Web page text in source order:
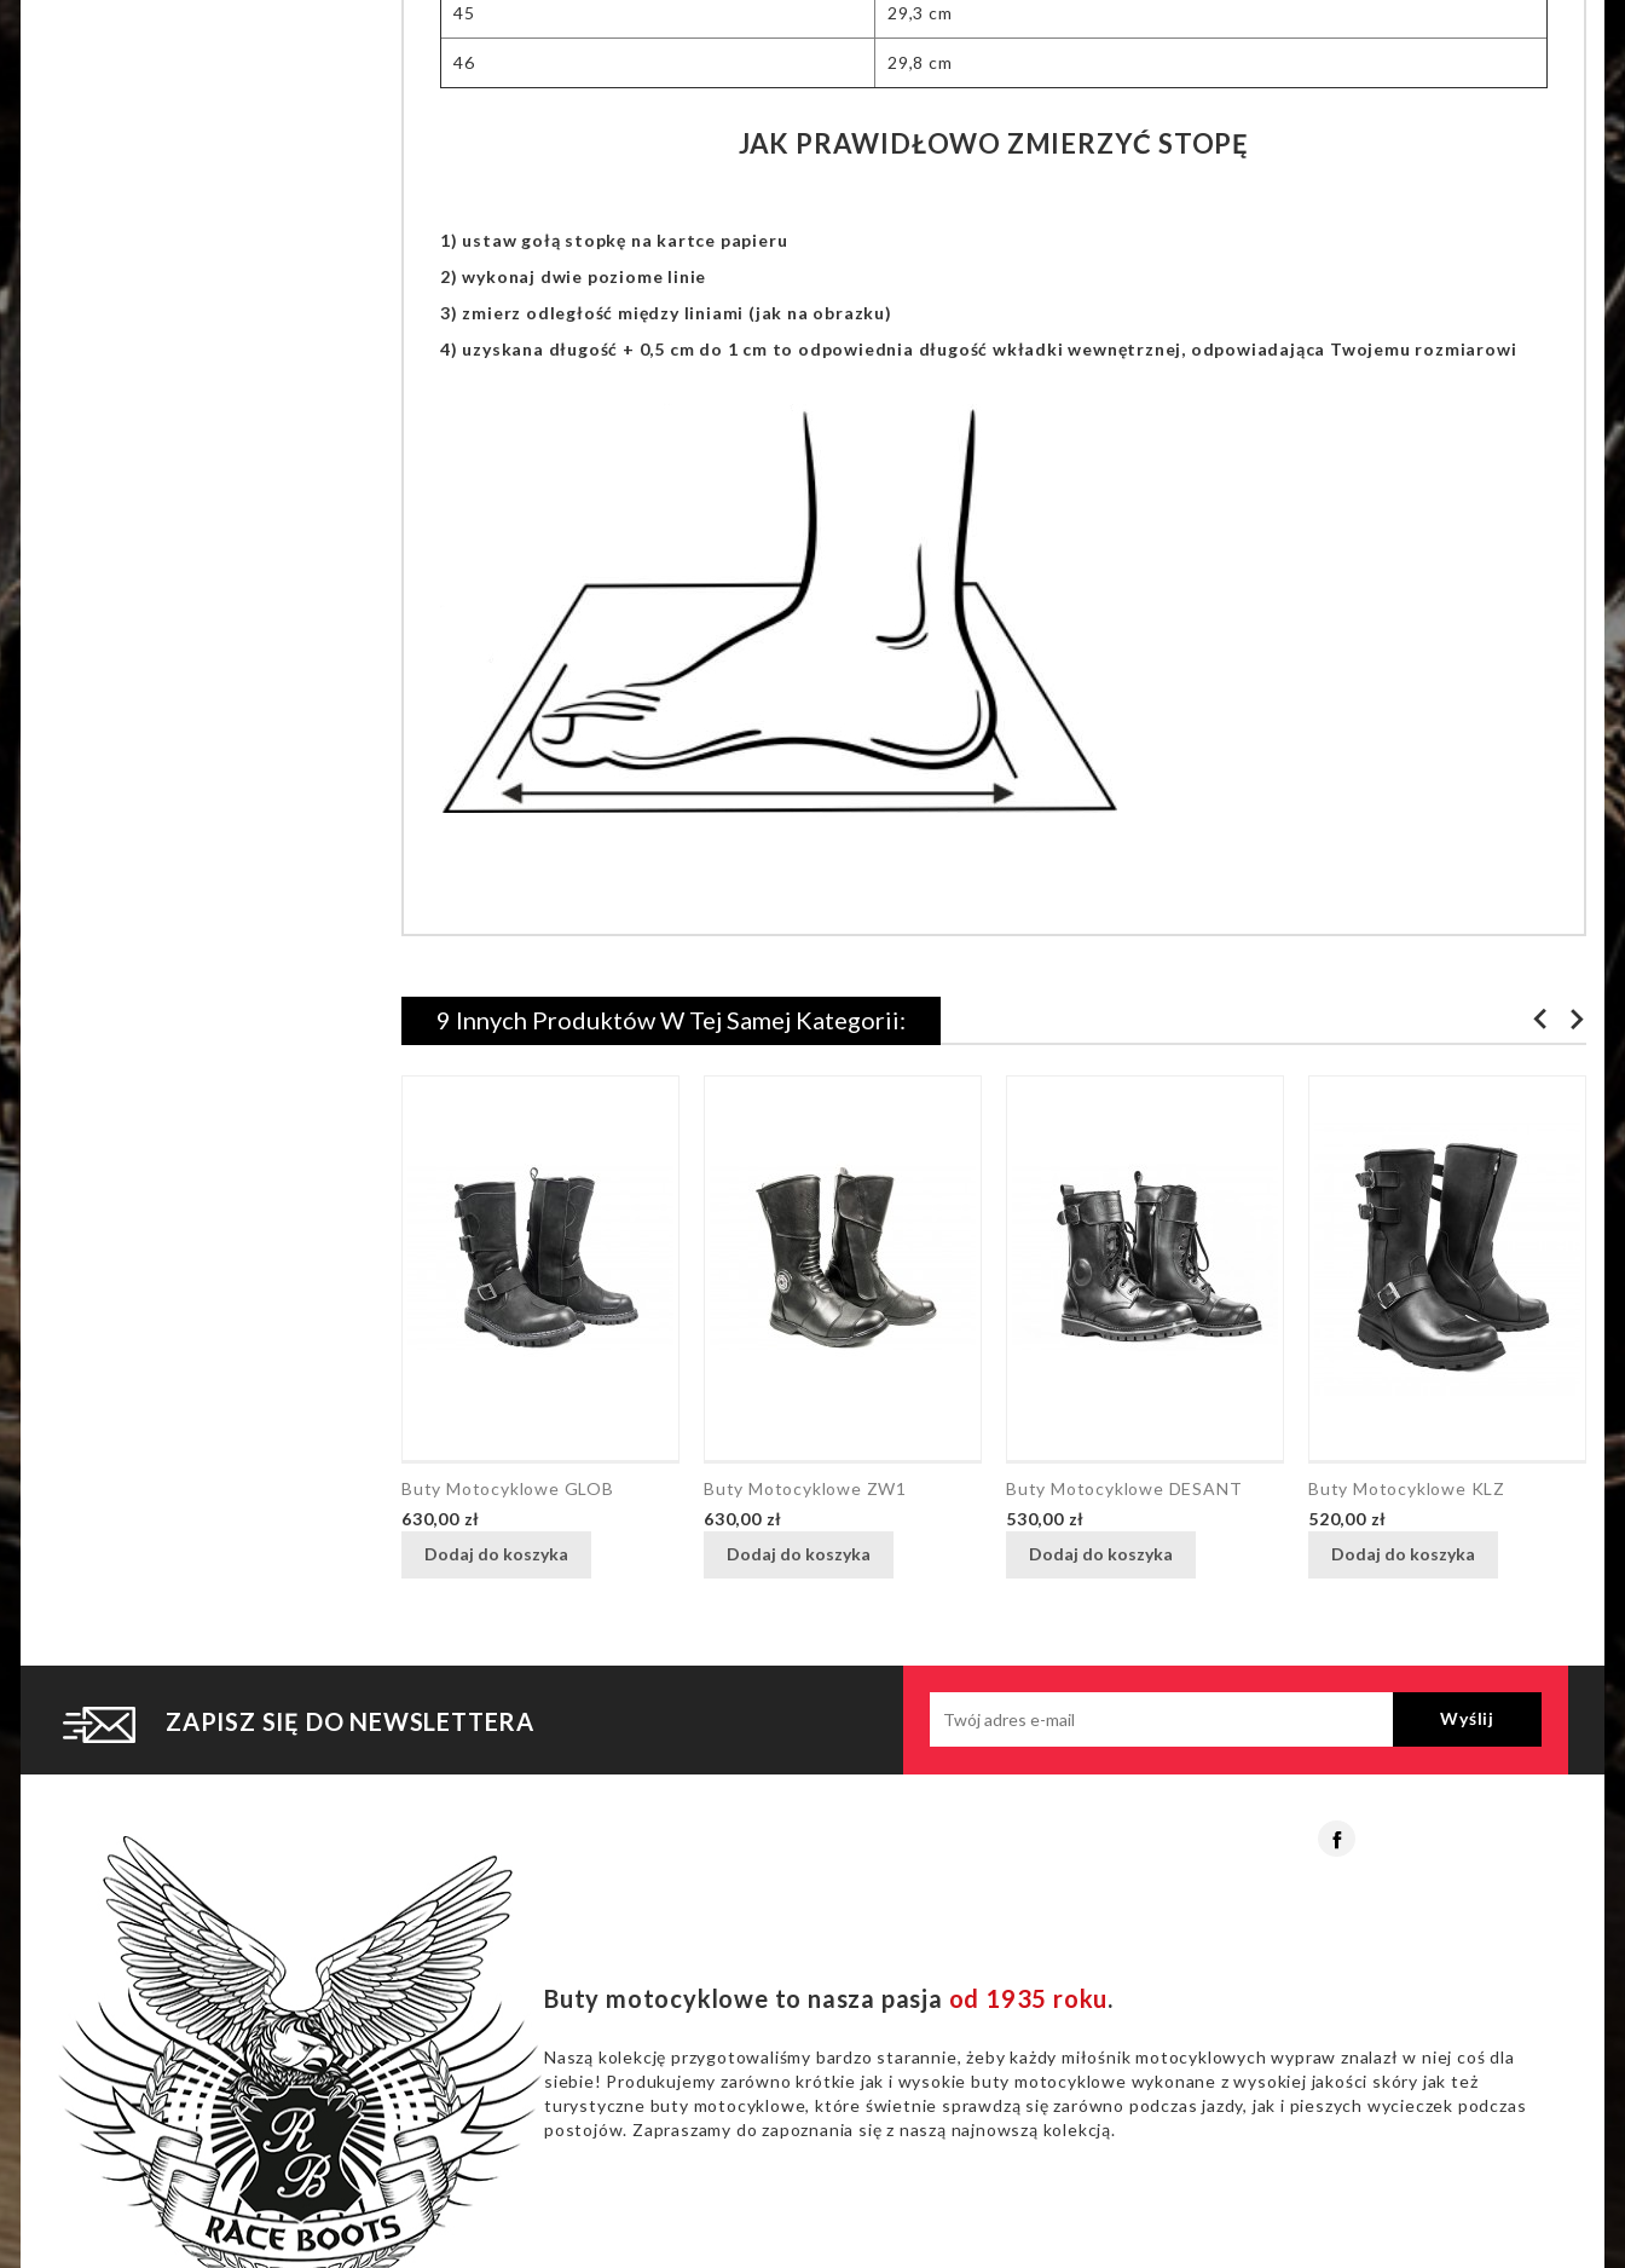
45 29,3 cm
46 29,8 cm
JAK PRAWIDŁOWO ZMIERZYĆ STOPĘ
1) ustaw gołą stopkę na kartce papieru
2) wykonaj dwie poziome linie
3) zmierz odległość między liniami (jak na obrazku)
4) uzyskana długość + 0,5 cm do 1 cm to odpowiednia długość wkładki wewnętrznej, odpowiadająca Twojemu rozmiarowi
9 Innych Produktów W Tej Samej Kategorii:
Buty Motocyklowe GLOB
Cena
630,00 zł
Dodaj do koszyka
Buty Motocyklowe ZW1
Cena
630,00 zł
Dodaj do koszyka
Buty Motocyklowe DESANT
Cena
530,00 zł
Dodaj do koszyka
Buty Motocyklowe KLZ
Cena
520,00 zł
Dodaj do koszyka
ZAPISZ SIĘ DO NEWSLETTERA
Buty motocyklowe to nasza pasja od 1935 roku.
Naszą kolekcję przygotowaliśmy bardzo starannie, żeby każdy miłośnik motocyklowych wypraw znalazł w niej coś dla
siebie! Produkujemy zarówno krótkie jak i wysokie buty motocyklowe wykonane z wysokiej jakości skóry jak też
turystyczne buty motocyklowe, które świetnie sprawdzą się zarówno podczas jazdy, jak i pieszych wycieczek podczas
postojów. Zapraszamy do zapoznania się z naszą najnowszą kolekcją.